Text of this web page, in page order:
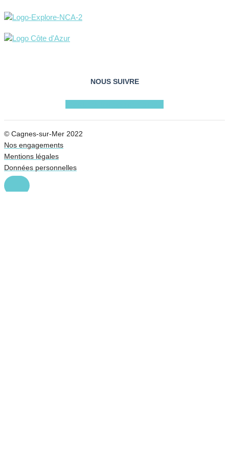
NOUS SUIVRE
© Cagnes-sur-Mer 2022
Nos engagements
Mentions légales
Données personnelles